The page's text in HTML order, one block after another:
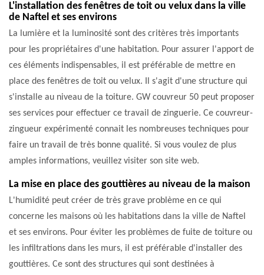
L'installation des fenêtres de toit ou velux dans la ville
de Naftel et ses environs
La lumière et la luminosité sont des critères très importants
pour les propriétaires d'une habitation. Pour assurer l'apport de
ces éléments indispensables, il est préférable de mettre en
place des fenêtres de toit ou velux. Il s'agit d'une structure qui
s'installe au niveau de la toiture. GW couvreur 50 peut proposer
ses services pour effectuer ce travail de zinguerie. Ce couvreur-
zingueur expérimenté connait les nombreuses techniques pour
faire un travail de très bonne qualité. Si vous voulez de plus
amples informations, veuillez visiter son site web.
La mise en place des gouttières au niveau de la maison
L'humidité peut créer de très grave problème en ce qui
concerne les maisons où les habitations dans la ville de Naftel
et ses environs. Pour éviter les problèmes de fuite de toiture ou
les infiltrations dans les murs, il est préférable d'installer des
gouttières. Ce sont des structures qui sont destinées à